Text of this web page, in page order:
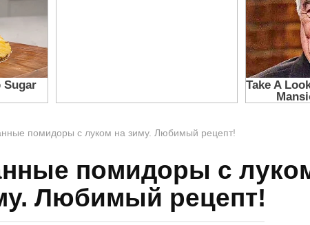
помидоры с луком на зиму. Любимый рецепт!
помидоры с
Любимый рецепт!